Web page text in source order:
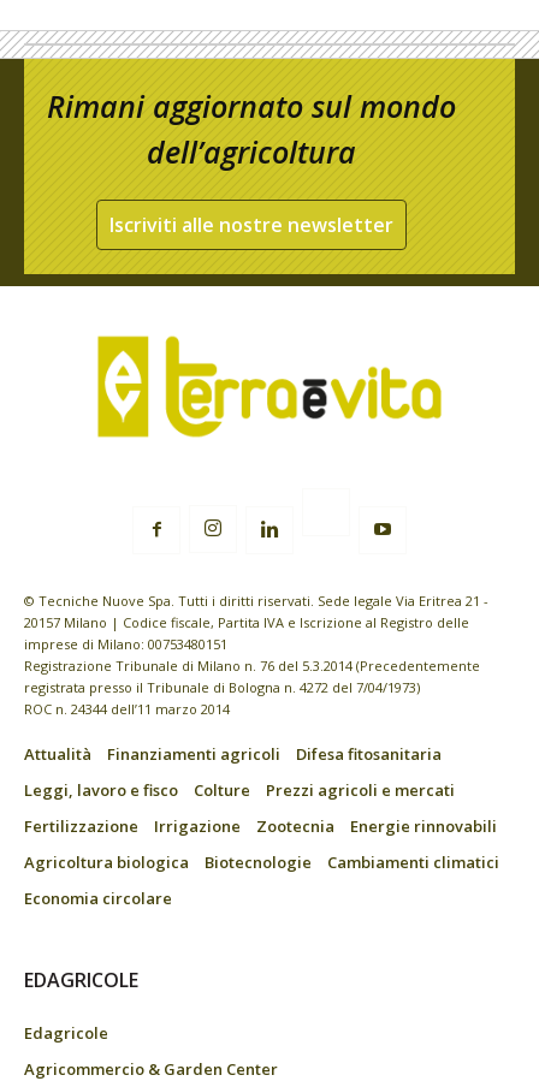
Rimani aggiornato sul mondo
dell’agricoltura
Iscriviti alle nostre newsletter
© Tecniche Nuove Spa. Tutti i diritti riservati. Sede legale Via Eritrea 21 -
20157 Milano | Codice fiscale, Partita IVA e Iscrizione al Registro delle
imprese di Milano: 00753480151
Registrazione Tribunale di Milano n. 76 del 5.3.2014 (Precedentemente
registrata presso il Tribunale di Bologna n. 4272 del 7/04/1973)
ROC n. 24344 dell’11 marzo 2014
Attualità Finanziamenti agricoli
Difesa fitosanitaria
Leggi, lavoro e fisco
Colture
Prezzi agricoli e mercati
Fertilizzazione
Irrigazione Zootecnia
Energie rinnovabili
Agricoltura biologica
Biotecnologie
Cambiamenti climatici
Economia circolare
EDAGRICOLE
Edagricole
Agricommercio & Garden Center